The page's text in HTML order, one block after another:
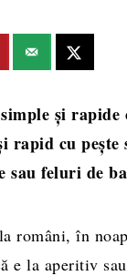
și rapide
rapid cu pește
sau feluri de
români, în
e la aperitiv